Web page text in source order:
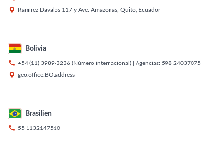
 Ramírez Davalos 117 y Ave. Amazonas, Quito, Ecuador
Bolivia
 +54 (11) 3989-3236 (Número internacional) | Agencias: 598 24037075
 geo.office.BO.address
Brasilien
 55 1132147510